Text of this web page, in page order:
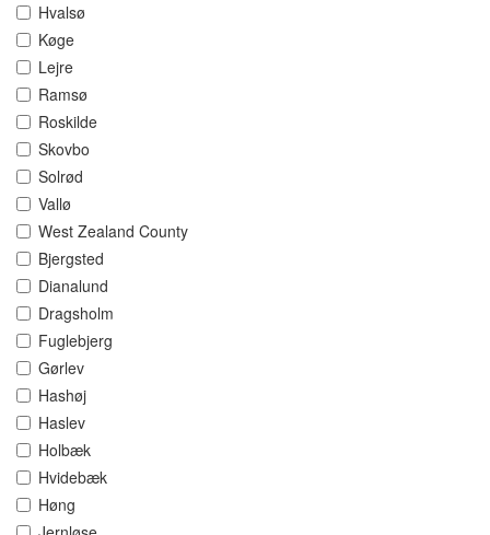
Hvalsø
Køge
Lejre
Ramsø
Roskilde
Skovbo
Solrød
Vallø
West Zealand County
Bjergsted
Dianalund
Dragsholm
Fuglebjerg
Gørlev
Hashøj
Haslev
Holbæk
Hvidebæk
Høng